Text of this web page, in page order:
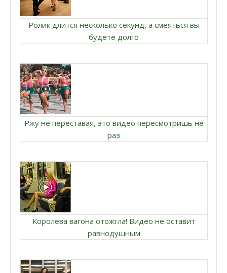
Ролик длится несколько секунд, а смеяться вы
будете долго
Ржу не переставая, это видео пересмотришь не
раз
Королева вагона отожгла! Видео не оставит
равнодушным